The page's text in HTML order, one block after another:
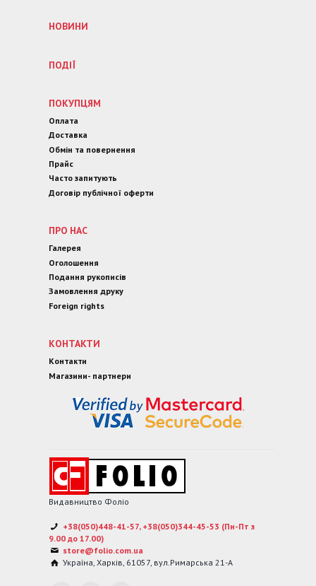
НОВИНИ
ПОДІЇ
ПОКУПЦЯМ
Оплата
Доставка
Обмін та повернення
Прайс
Часто запитують
Договір публічної оферти
ПРО НАС
Галерея
Оголошення
Подання рукописів
Замовлення друку
Foreign rights
КОНТАКТИ
Контакти
Магазини- партнери
Видавництво Фоліо
+38(050)448-41-57, +38(050)344-45-53 (Пн-Пт з
9.00 до 17.00)
store@folio.com.ua
Україна Харків 61057, вул.Римарська 21-А